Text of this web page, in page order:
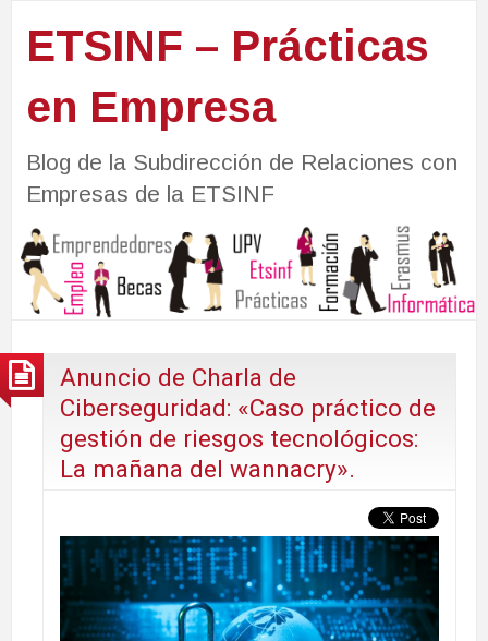
ETSINF – Prácticas
en Empresa
Blog de la Subdirección de Relaciones con
Empresas de la ETSINF
Anuncio de Charla de
Ciberseguridad: «Caso práctico de
gestión de riesgos tecnológicos:
La mañana del wannacry».